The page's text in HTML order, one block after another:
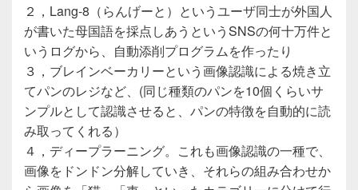
２，Lang-8（らんげーと）というユーザ同士が外国人
が書いた母国語を採点しあうというSNSの何十万件と
いうログから、自動添削プログラムを作ったり
３，ブレインベーカリーという画像認識による焼き立
てパンのレジなど、(同じ種類のパンを10個くらいサ
ンプルとして認識させると、パンの特徴を自動的に読
み取ってくれる）
４，ディープラーニング。これも画像認識の一種で、
画像をドンドン分解していき、それらの組み合わせか